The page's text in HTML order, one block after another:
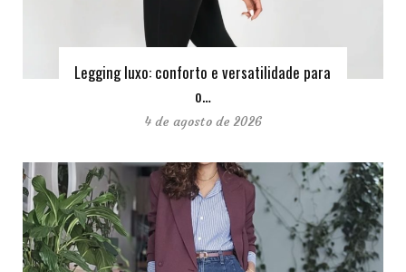
Legging luxo: conforto e versatilidade para
o…
4 de agosto de 2026